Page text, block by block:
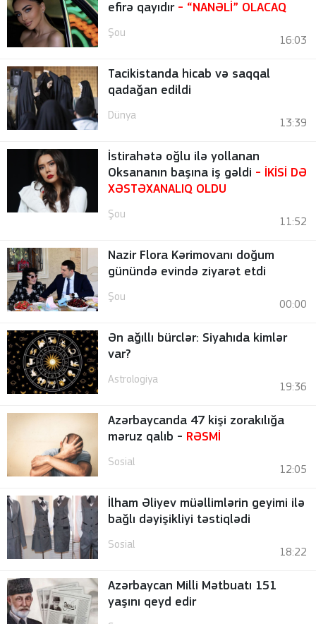
efirə qayıdır - “NANƏLİ” OLACAQ
Şou
16:03
Tacikistanda hicab və saqqal
qadağan edildi
Dünya
13:39
İstirahətə oğlu ilə yollanan
Oksananın başına iş gəldi - İKİSİ DƏ
XƏSTƏXANALIQ OLDU
Şou
11:52
Nazir Flora Kərimovanı doğum
günündə evində ziyarət etdi
Şou
00:00
Ən ağıllı bürclər: Siyahıda kimlər
var?
Astrologiya
19:36
Azərbaycanda 47 kişi zorakılığa
məruz qalıb - RƏSMİ
Sosial
12:05
İlham Əliyev müəllimlərin geyimi ilə
bağlı dəyişikliyi təstiqlədi
Sosial
18:22
Azərbaycan Milli Mətbuatı 151
yaşını qeyd edir